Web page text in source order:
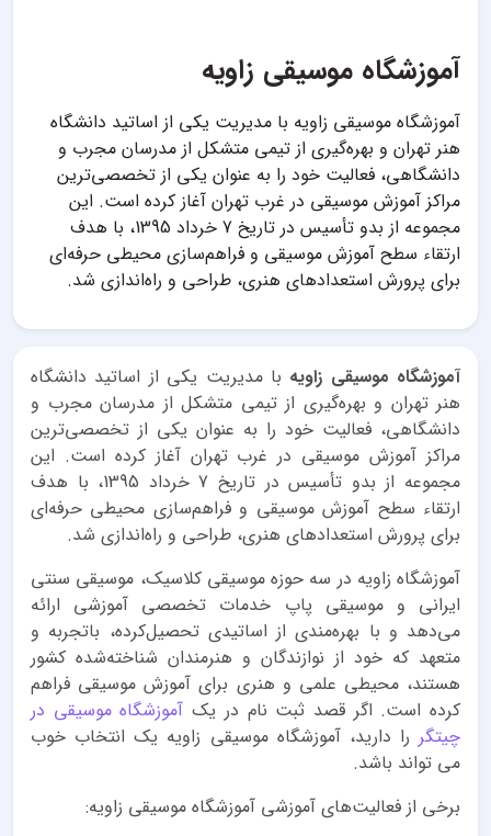
آموزشگاه موسیقی زاویه
آموزشگاه موسیقی زاویه با مدیریت یکی از اساتید دانشگاه
هنر تهران و بهره‌گیری از تیمی متشکل از مدرسان مجرب و
دانشگاهی، فعالیت خود را به عنوان یکی از تخصصی‌ترین
مراکز آموزش موسیقی در غرب تهران آغاز کرده است. این
مجموعه از بدو تأسیس در تاریخ 7 خرداد 1395، با هدف
ارتقاء سطح آموزش موسیقی و فراهم‌سازی محیطی حرفه‌ای
برای پرورش استعدادهای هنری، طراحی و راه‌اندازی شد.
آموزشگاه موسیقی زاویه با مدیریت یکی از اساتید دانشگاه
هنر تهران و بهره‌گیری از تیمی متشکل از مدرسان مجرب و
دانشگاهی، فعالیت خود را به عنوان یکی از تخصصی‌ترین
مراکز آموزش موسیقی در غرب تهران آغاز کرده است. این
مجموعه از بدو تأسیس در تاریخ 7 خرداد 1395، با هدف
ارتقاء سطح آموزش موسیقی و فراهم‌سازی محیطی حرفه‌ای
برای پرورش استعدادهای هنری، طراحی و راه‌اندازی شد.
آموزشگاه زاویه در سه حوزه موسیقی کلاسیک، موسیقی سنتی
ایرانی و موسیقی پاپ خدمات تخصصی آموزشی ارائه
می‌دهد و با بهره‌مندی از اساتیدی تحصیل‌کرده، باتجربه و
متعهد که خود از نوازندگان و هنرمندان شناخته‌شده کشور
هستند، محیطی علمی و هنری برای آموزش موسیقی فراهم
کرده است. اگر قصد ثبت نام در یک آموزشگاه موسیقی در
چیتگر را دارید، آموزشگاه موسیقی زاویه یک انتخاب خوب
می تواند باشد.
برخی از فعالیت‌های آموزشی آموزشگاه موسیقی زاویه: